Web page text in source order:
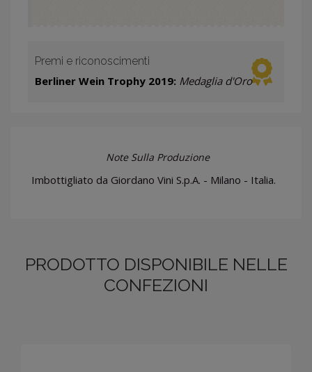
Premi e riconoscimenti
Berliner Wein Trophy 2019: Medaglia d'Oro
Note Sulla Produzione
Imbottigliato da Giordano Vini S.p.A. - Milano - Italia.
PRODOTTO DISPONIBILE NELLE
CONFEZIONI